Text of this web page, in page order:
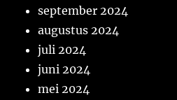
september 2024
augustus 2024
juli 2024
juni 2024
mei 2024